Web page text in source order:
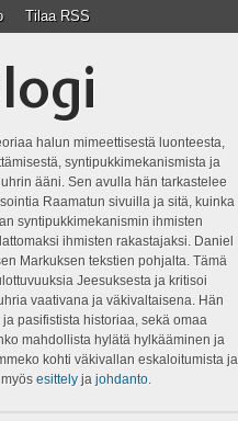
Tilaa RSS
halun mimeettisestä luonteesta,
syntipukkimekanismista ja
ääni. Sen avulla hän tarkastelee
Raamatun sivuilla ja sitä, kuinka
syntipukkimekanismin ihmisten
ihmisten rakastajaksi. Daniel
Markuksen tekstien pohjalta. Tämä
Jeesuksesta ja kritisoi
vaativana ja väkivaltaisena. Hän
pasifistista historiaa, sekä omaa
mahdollista hylätä hylkääminen ja
kohti väkivallan eskaloitumista ja
esittelyja johdanto.